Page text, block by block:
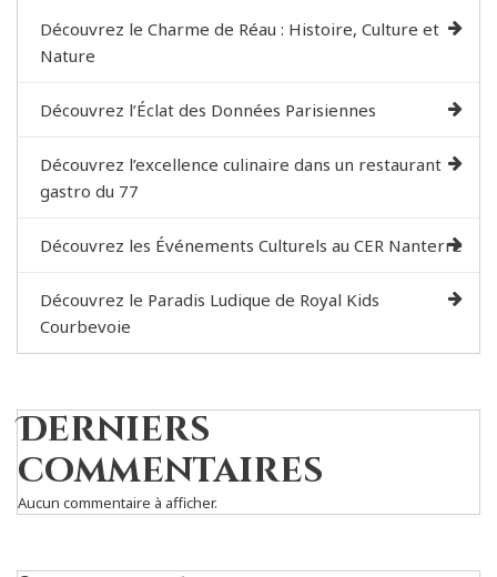
Découvrez le Charme de Réau : Histoire, Culture et
Nature
Découvrez l’Éclat des Données Parisiennes
Découvrez l’excellence culinaire dans un restaurant
gastro du 77
Découvrez les Événements Culturels au CER Nanterre
Découvrez le Paradis Ludique de Royal Kids
Courbevoie
Derniers
commentaires
Aucun commentaire à afficher.